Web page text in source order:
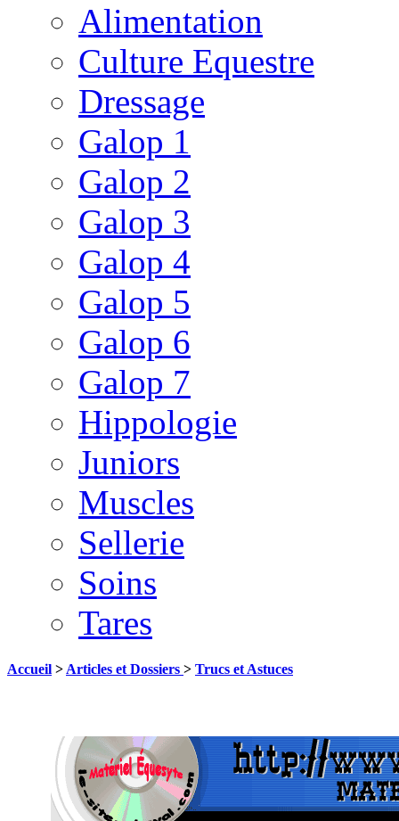
Alimentation
Culture Equestre
Dressage
Galop 1
Galop 2
Galop 3
Galop 4
Galop 5
Galop 6
Galop 7
Hippologie
Juniors
Muscles
Sellerie
Soins
Tares
Accueil > Articles et Dossiers > Trucs et Astuces